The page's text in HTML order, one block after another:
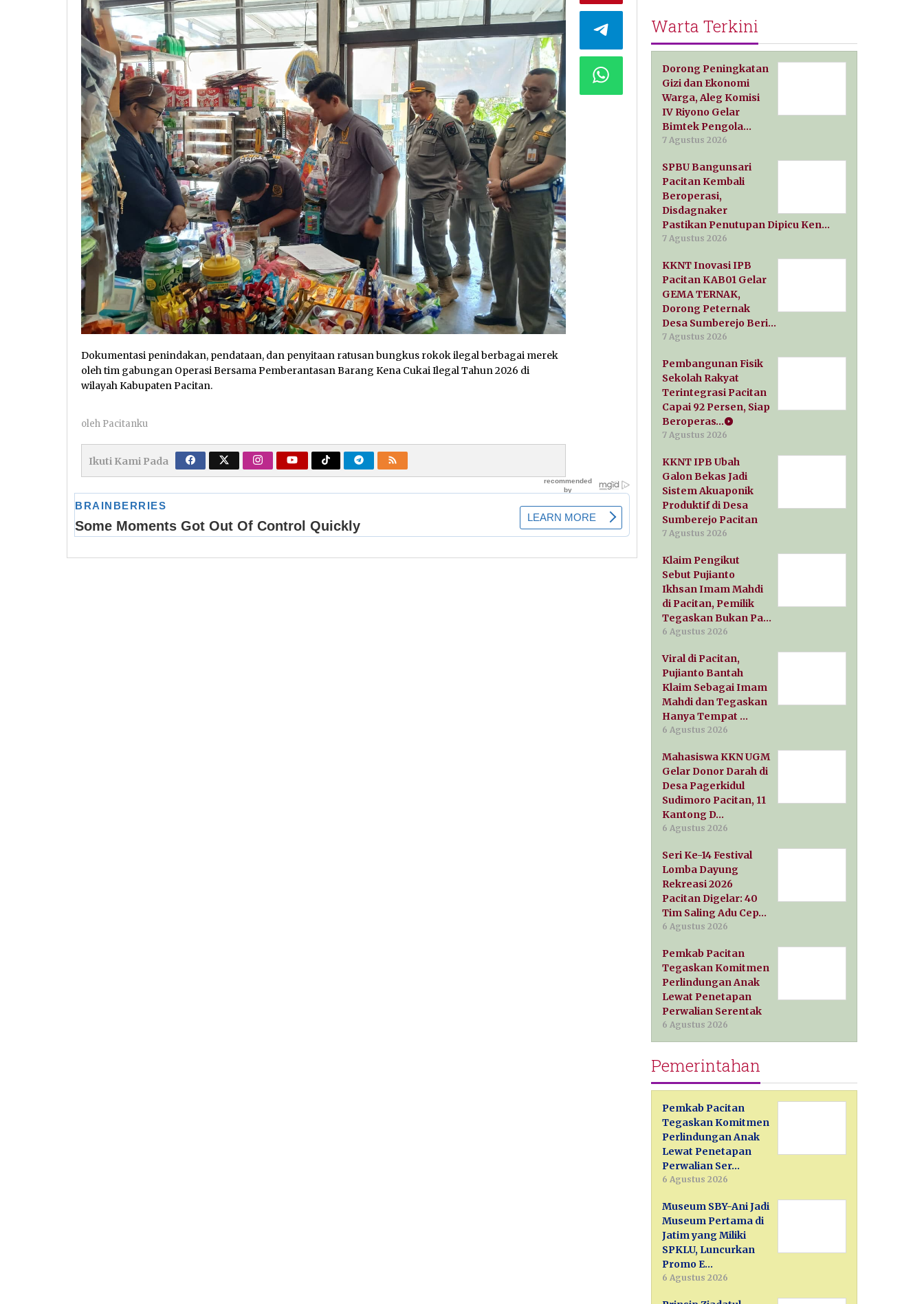
Dokumentasi penindakan, pendataan, dan penyitaan ratusan bungkus rokok ilegal berbagai merek
oleh tim gabungan Operasi Bersama Pemberantasan Barang Kena Cukai Ilegal Tahun 2026 di
wilayah Kabupaten Pacitan.
oleh Pacitanku
Ikuti Kami Pada
Warta Terkini
Dorong Peningkatan
Gizi dan Ekonomi
Warga, Aleg Komisi
IV Riyono Gelar
Bimtek Pengola…
7 Agustus 2026
SPBU Bangunsari
Pacitan Kembali
Beroperasi,
Disdagnaker
Pastikan Penutupan Dipicu Ken…
7 Agustus 2026
KKNT Inovasi IPB
Pacitan KAB01 Gelar
GEMA TERNAK,
Dorong Peternak
Desa Sumberejo Beri…
7 Agustus 2026
Pembangunan Fisik
Sekolah Rakyat
Terintegrasi Pacitan
Capai 92 Persen, Siap
Beroperas…
7 Agustus 2026
KKNT IPB Ubah
Galon Bekas Jadi
Sistem Akuaponik
Produktif di Desa
Sumberejo Pacitan
7 Agustus 2026
Klaim Pengikut
Sebut Pujianto
Ikhsan Imam Mahdi
di Pacitan, Pemilik
Tegaskan Bukan Pa…
6 Agustus 2026
Viral di Pacitan,
Pujianto Bantah
Klaim Sebagai Imam
Mahdi dan Tegaskan
Hanya Tempat …
6 Agustus 2026
Mahasiswa KKN UGM
Gelar Donor Darah di
Desa Pagerkidul
Sudimoro Pacitan, 11
Kantong D…
6 Agustus 2026
Seri Ke-14 Festival
Lomba Dayung
Rekreasi 2026
Pacitan Digelar: 40
Tim Saling Adu Cep…
6 Agustus 2026
Pemkab Pacitan
Tegaskan Komitmen
Perlindungan Anak
Lewat Penetapan
Perwalian Serentak
6 Agustus 2026
Pemerintahan
Pemkab Pacitan
Tegaskan Komitmen
Perlindungan Anak
Lewat Penetapan
Perwalian Ser…
6 Agustus 2026
Museum SBY-Ani Jadi
Museum Pertama di
Jatim yang Miliki
SPKLU, Luncurkan
Promo E…
6 Agustus 2026